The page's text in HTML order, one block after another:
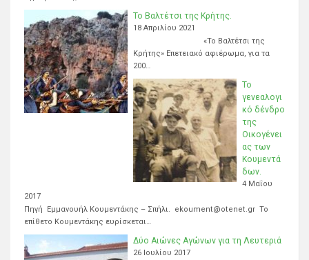
Το Βαλτέτσι της Κρήτης.
18 Απριλίου 2021
«Το Βαλτέτσι της
Κρήτης» Επετειακό αφιέρωμα, για τα
200…
Το
γενεαλογι
κό δένδρο
της
Οικογένει
ας των
Κουμεντά
δων.
4 Μαΐου
2017
Πηγή Εμμανουήλ Κουμεντάκης – Σπήλι. ekoument@otenet.gr Το
επίθετο Κουμεντάκης ευρίσκεται…
Δύο Αιώνες Αγώνων για τη Λευτεριά
26 Ιουλίου 2017